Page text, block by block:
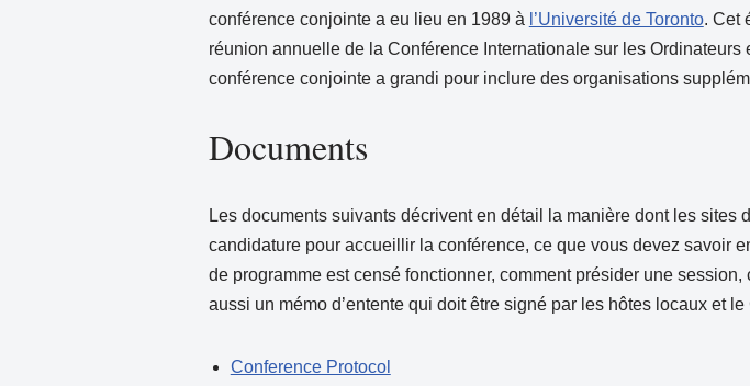
conférence conjointe a eu lieu en 1989 à l’Université de Toronto. Cet
réunion annuelle de la Conférence Internationale sur les
conférence conjointe a grandi pour inclure des organisations
Documents
Les documents suivants décrivent en détail la manière dont les
candidature pour accueillir la conférence, ce que vous devez savoir
de programme est censé fonctionner, comment présider une
aussi un mémo d’entente qui doit être signé par les hôtes locaux et
Conference Protocol